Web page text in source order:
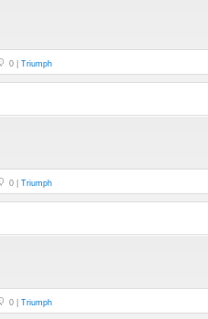
0 | Triumph
0 | Triumph
0 | Triumph